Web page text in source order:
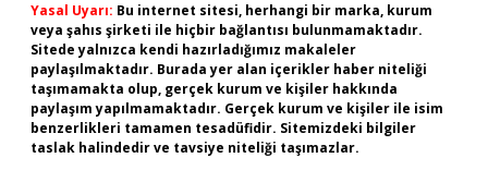
Yasal Uyarı: Bu internet sitesi, herhangi bir marka, kurum
veya şahıs şirketi ile hiçbir bağlantısı bulunmamaktadır.
Sitede yalnızca kendi hazırladığımız makaleler
paylaşılmaktadır. Burada yer alan içerikler haber niteliği
taşımamakta olup, gerçek kurum ve kişiler hakkında
paylaşım yapılmamaktadır. Gerçek kurum ve kişiler ile isim
benzerlikleri tamamen tesadüfidir. Sitemizdeki bilgiler
taslak halindedir ve tavsiye niteliği taşımazlar.